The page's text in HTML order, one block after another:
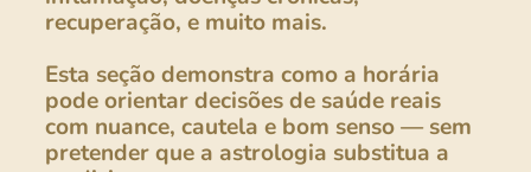
recuperação, e muito mais.
Esta seção demonstra como a horária
pode orientar decisões de saúde reais
com nuance, cautela e bom senso — sem
pretender que a astrologia substitua a